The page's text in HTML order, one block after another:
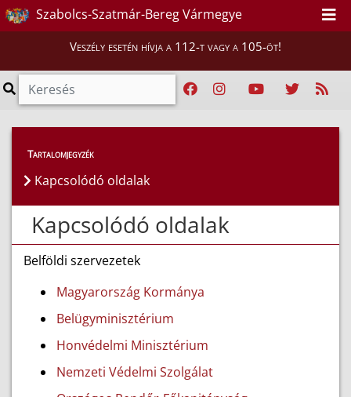
Szabolcs-Szatmár-Bereg Vármegye
Veszély esetén hívja a 112-t vagy a 105-öt!
Tartalomjegyzék
Kapcsolódó oldalak
Kapcsolódó oldalak
Belföldi szervezetek
Magyarország Kormánya
Belügyminisztérium
Honvédelmi Minisztérium
Nemzeti Védelmi Szolgálat